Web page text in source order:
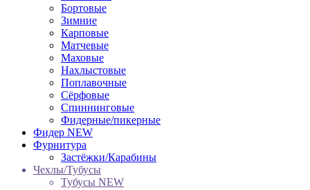
Бортовые
Зимние
Карповые
Матчевые
Маховые
Нахлыстовые
Поплавочные
Сёрфовые
Спиннинговые
Фидерные/пикерные
Фидер NEW
Фурнитура
Застёжки/Карабины
Чехлы/Тубусы
Тубусы NEW